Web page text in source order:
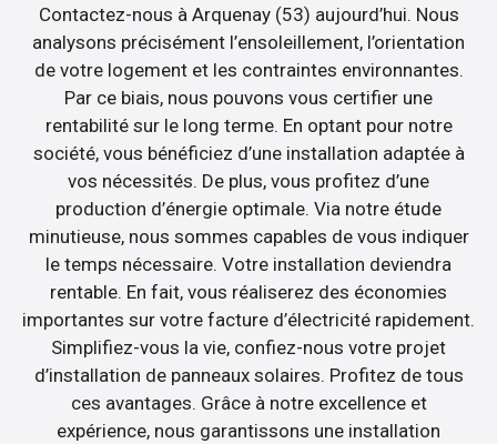
Contactez-nous à Arquenay (53) aujourd’hui. Nous
analysons précisément l’ensoleillement, l’orientation
de votre logement et les contraintes environnantes.
Par ce biais, nous pouvons vous certifier une
rentabilité sur le long terme. En optant pour notre
société, vous bénéficiez d’une installation adaptée à
vos nécessités. De plus, vous profitez d’une
production d’énergie optimale. Via notre étude
minutieuse, nous sommes capables de vous indiquer
le temps nécessaire. Votre installation deviendra
rentable. En fait, vous réaliserez des économies
importantes sur votre facture d’électricité rapidement.
Simplifiez-vous la vie, confiez-nous votre projet
d’installation de panneaux solaires. Profitez de tous
ces avantages. Grâce à notre excellence et
expérience, nous garantissons une installation